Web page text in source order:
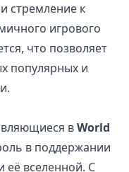
стремление к
игрового
что позволяет
популярных и
вWorld
в поддержании
её вселенной. С